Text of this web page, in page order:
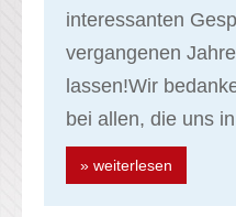
interessanten
vergangenen
lassen!Wir
bei allen, die uns
» weiterlesen